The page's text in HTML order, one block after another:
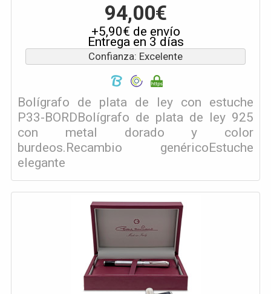
94,00€
+5,90€ de envío
Entrega en 3 días
Confianza: Excelente
Bolígrafo de plata de ley con estuche
P33-BORDBolígrafo de plata de ley 925
con metal dorado y color
burdeos.Recambio genéricoEstuche
elegante